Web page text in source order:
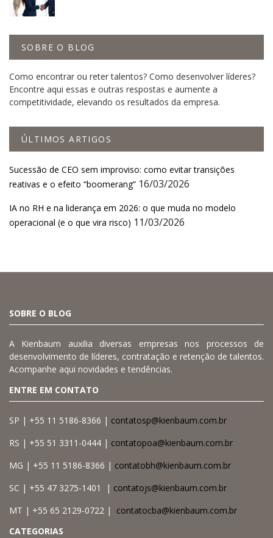
SOBRE O BLOG
Como encontrar ou reter talentos? Como desenvolver líderes?
Encontre aqui essas e outras respostas e aumente a
competitividade, elevando os resultados da empresa.
ÚLTIMOS ARTIGOS
Sucessão de CEO sem improviso: como evitar transições
reativas e o efeito “boomerang” 16/03/2026
IA no RH e na liderança em 2026: o que muda no modelo
operacional (e o que vira risco) 11/03/2026
SOBRE O BLOG
A Kienbaum auxilia diversas empresas nos processos de
desenvolvimento de líderes, contratação e retenção de talentos.
Acompanhe aqui novidades e tendências.
ENTRE EM CONTATO
SP | +55 11 5186-8366 | contatosp@kienbaum.com.br
RS | +55 51 3311-0444 | contatopoa@kienbaum.com.br
MG | +55 11 5186-8366 | contatobh@kienbaum.com.br
SC | +55 47 3275-1401 | contatojs@kienbaum.com.br
MT | +55 65 2129-0722 | contatocba@kienbaum.com.br
CATEGORIAS